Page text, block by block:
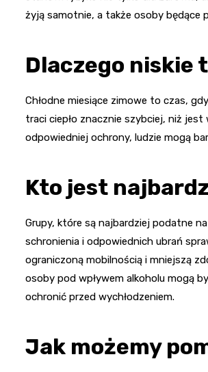
żyją samotnie, a także osoby będące
Dlaczego niskie
Chłodne miesiące zimowe to czas,
traci ciepło znacznie szybciej, niż
odpowiedniej ochrony, ludzie mogą
Kto jest
Grupy, które są najbardziej podatne
schronienia i odpowiednich ubrań
ograniczoną mobilnością i mniejszą
osoby pod wpływem alkoholu mogą
ochronić przed wychłodzeniem.
Jak możemy